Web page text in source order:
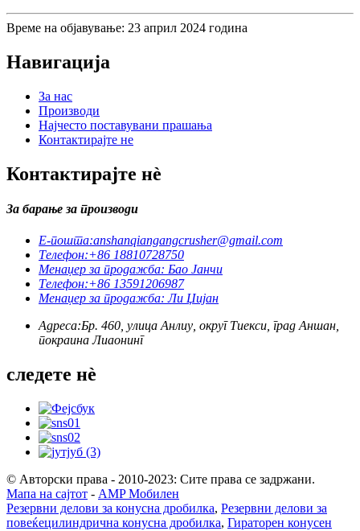
Време на објавување: 23 април 2024 година
Навигација
За нас
Производи
Најчесто поставувани прашања
Контактирајте не
Контактирајте нè
За барање за производи
Е-пошта:anshanqiangangcrusher@gmail.com
Телефон:+86 18810728750
Менаџер за продажба: Бао Јанчи
Телефон:+86 13591206987
Менаџер за продажба: Ли Џијан
Адреса:Бр. 460, улица Анлиу, округ Тиекси, град Аншан,
покраина Лиаонинг
следете нè
© Авторски права - 2010-2023: Сите права се задржани.
Мапа на сајтот - AMP Мобилен
Резервни делови за конусна дробилка, Резервни делови за
повеќецилиндрична конусна дробилка, Гираторен конусен